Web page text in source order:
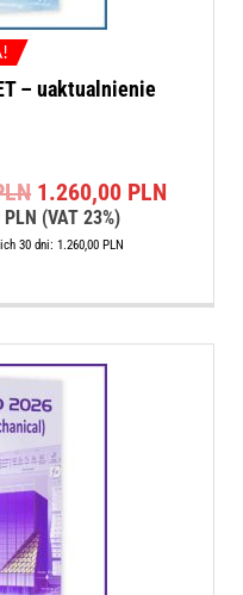
– uaktualnienie
Pierwotna
cena
wynosiła:
1.260,00 PLN
PLN (VAT 23%)
30 dni: 1.260,00 PLN